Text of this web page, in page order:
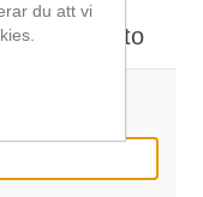
har ett konto
du att vi